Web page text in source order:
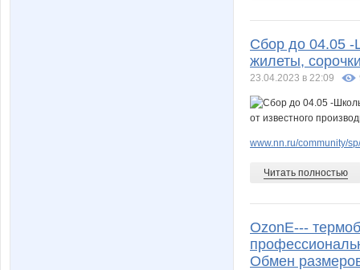
Сбор до 04.05
жилеты,
23.04.2023 в 22:09
www.nn.ru/community/
Читать полностью
OzоnE---
Обмен